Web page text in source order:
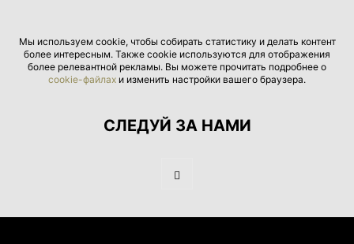
Мы используем cookie, чтобы собирать статистику и делать контент
более интересным. Также cookie используются для отображения
более релевантной рекламы. Вы можете прочитать подробнее о
cookie-файлах и изменить настройки вашего браузера.
СЛЕДУЙ ЗА НАМИ